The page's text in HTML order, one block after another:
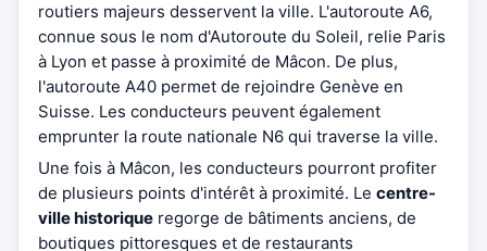
routiers majeurs desservent la ville. L'autoroute A6,
connue sous le nom d'Autoroute du Soleil, relie Paris
à Lyon et passe à proximité de Mâcon. De plus,
l'autoroute A40 permet de rejoindre Genève en
Suisse. Les conducteurs peuvent également
emprunter la route nationale N6 qui traverse la ville.
Une fois à Mâcon, les conducteurs pourront profiter
de plusieurs points d'intérêt à proximité. Le centre-
ville historique regorge de bâtiments anciens, de
boutiques pittoresques et de restaurants